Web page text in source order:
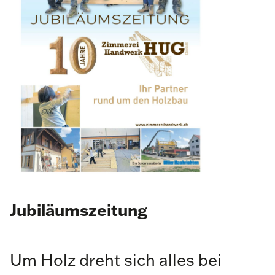
Jubiläumszeitung
Um Holz dreht sich alles bei